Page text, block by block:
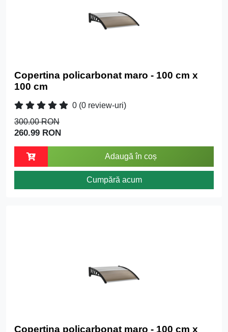
Copertina policarbonat maro - 100 cm x
100 cm
0 (0 review-uri)
300.00 RON
260.99 RON
Adaugă în coș
Cumpără acum
Copertina policarbonat maro - 100 cm x